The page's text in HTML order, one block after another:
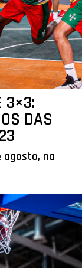
3×3:
DAS
agosto, na